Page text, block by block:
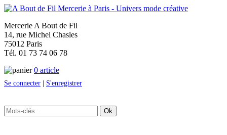
Mercerie A Bout de Fil
14, rue Michel Chasles
75012 Paris
Tél. 01 73 74 06 78
0 article
Se connecter | S'enregistrer
Ok